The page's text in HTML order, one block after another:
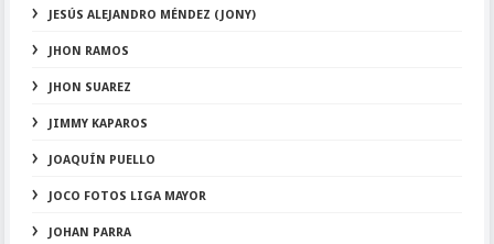
JESÚS ALEJANDRO MÉNDEZ (JONY)
JHON RAMOS
JHON SUAREZ
JIMMY KAPAROS
JOAQUÍN PUELLO
JOCO FOTOS LIGA MAYOR
JOHAN PARRA